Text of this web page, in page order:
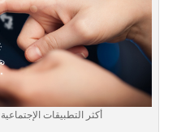
أكثر التطبيقات الإجتماعية